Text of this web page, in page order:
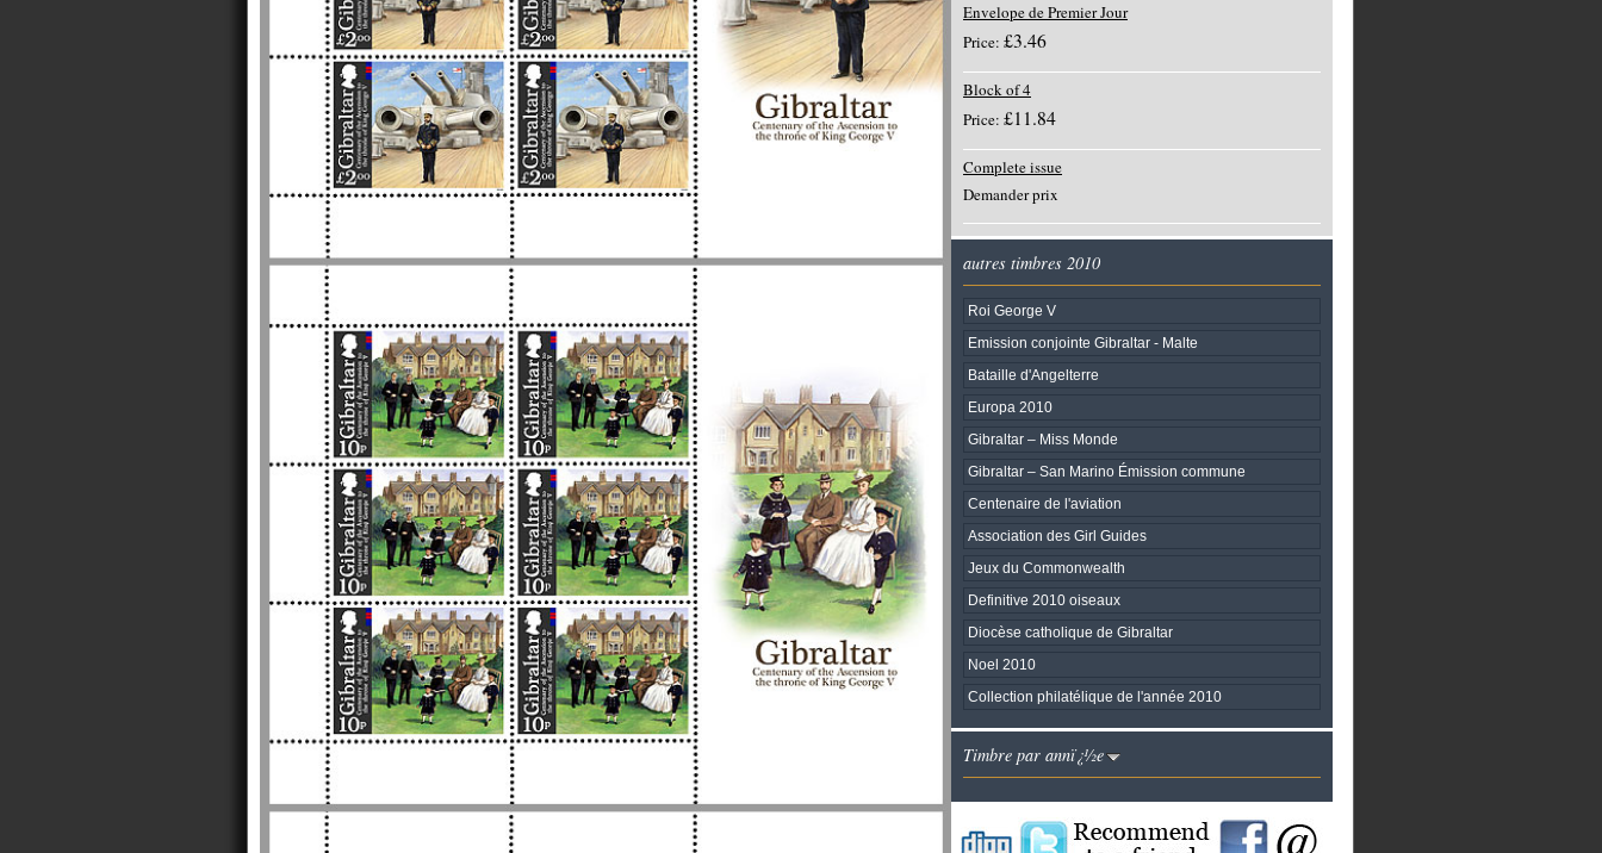
Envelope de Premier Jour
Price: £3.46
Block of 4
Price: £11.84
Complete issue
Demander prix
autres timbres 2010
Roi George V
Emission conjointe Gibraltar - Malte
Bataille d'Angelterre
Europa 2010
Gibraltar – Miss Monde
Gibraltar – San Marino Émission commune
Centenaire de l'aviation
Association des Girl Guides
Jeux du Commonwealth
Definitive 2010 oiseaux
Diocèse catholique de Gibraltar
Noel 2010
Collection philatélique de l'année 2010
Timbre par annï¿½e